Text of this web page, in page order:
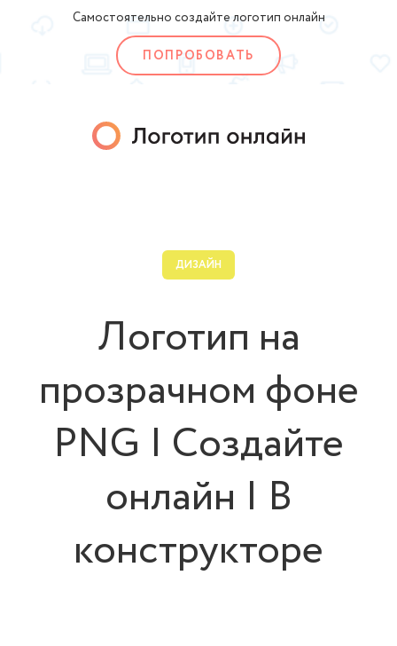
Самостоятельно создайте логотип онлайн
ПОПРОБОВАТЬ
ДИЗАЙН
Логотип на
прозрачном фоне
PNG | Cоздайте
онлайн | В
конструкторе